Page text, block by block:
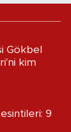
Gökbel
kim
9